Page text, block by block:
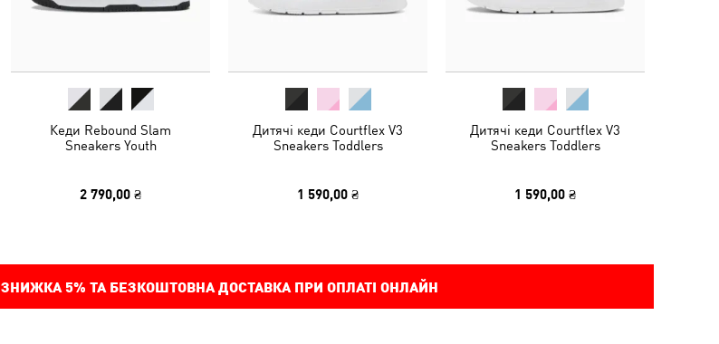
Кеди Rebound Slam
Sneakers Youth
2 790,00 ₴
Дитячі кеди Courtflex V3
Sneakers Toddlers
1 590,00 ₴
Дитячі кеди Courtflex V3
Sneakers Toddlers
1 590,00 ₴
ЗНИЖКА 5% ТА БЕЗКОШТОВНА ДОСТАВКА ПРИ ОПЛАТІ ОНЛАЙН